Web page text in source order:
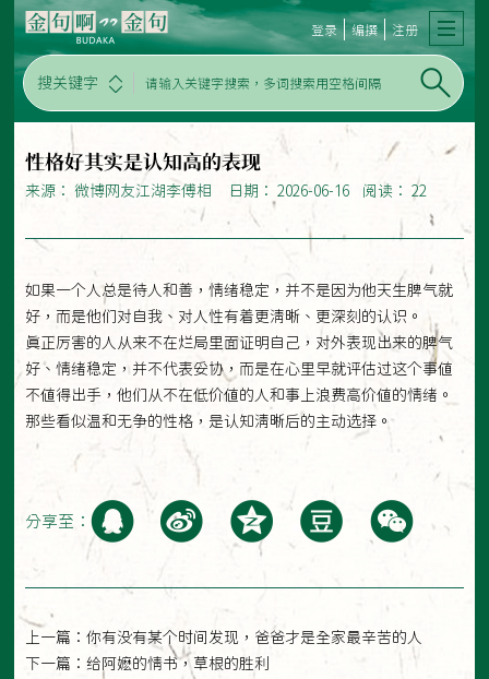
搜关键字
登录 编撰 注册
性格好其实是认知高的表现
来源： 微博网友江湖李傅相 日期： 2026-06-16 阅读： 22
如果一个人总是待人和善，情绪稳定，并不是因为他天生脾气就
好，而是他们对自我、对人性有着更清晰、更深刻的认识。
真正厉害的人从来不在烂局里面证明自己，对外表现出来的脾气
好、情绪稳定，并不代表妥协，而是在心里早就评估过这个事值
不值得出手，他们从不在低价值的人和事上浪费高价值的情绪。
那些看似温和无争的性格，是认知清晰后的主动选择。
分享至：
上一篇：你有没有某个时间发现，爸爸才是全家最辛苦的人
下一篇：给阿嬷的情书，草根的胜利